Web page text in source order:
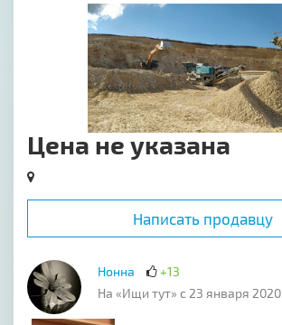
Цена не указана
Написать продавцу
Нонна
+13
На «Ищи тут» с 23 января 2020